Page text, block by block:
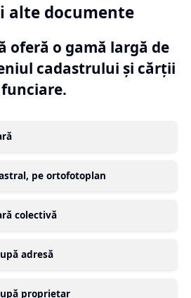
alte documente
oferă o gamă largă de
cadastrului și cărții
funciare.
pe ortofotoplan
colectivă
adresă
proprietar